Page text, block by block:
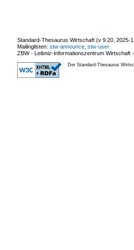
Standard-Thesaurus Wirtschaft (v 9.20 2025-
Mailinglisten: stw-announce stw-user
ZBW - Leibniz-Informationszentrum Wirtschaft -
Der Standard-Thesaurus